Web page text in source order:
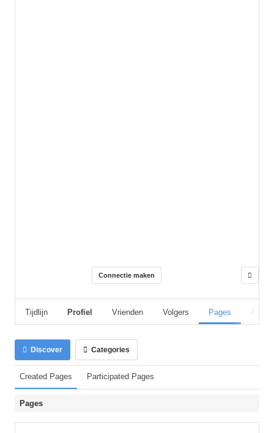
Connectie maken
Tijdlijn Profiel Vrienden Volgers Pages
Discover Categories
Created Pages Participated Pages
Pages